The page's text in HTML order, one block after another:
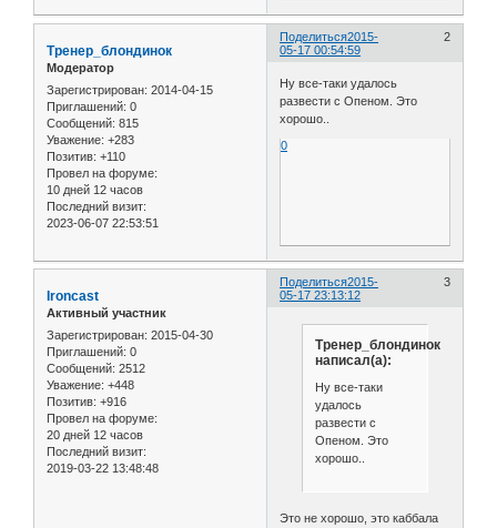
Поделиться 2
2015-
05-17 00:54:59
Тренер_блондинок
Модератор
Зарегистрирован: 2014-04-15
Приглашений: 0
Сообщений: 815
Уважение: +283
Позитив: +110
Провел на форуме:
10 дней 12 часов
Последний визит:
2023-06-07 22:53:51
Ну все-таки удалось
развести с Опеном. Это
хорошо..
0
Поделиться 3
2015-
05-17 23:13:12
Ironcast
Активный участник
Зарегистрирован: 2015-04-30
Приглашений: 0
Сообщений: 2512
Уважение: +448
Позитив: +916
Провел на форуме:
20 дней 12 часов
Последний визит:
2019-03-22 13:48:48
Тренер_блондинок
написал(а):
Ну все-таки
удалось
развести с
Опеном. Это
хорошо..
Это не хорошо, это каббала